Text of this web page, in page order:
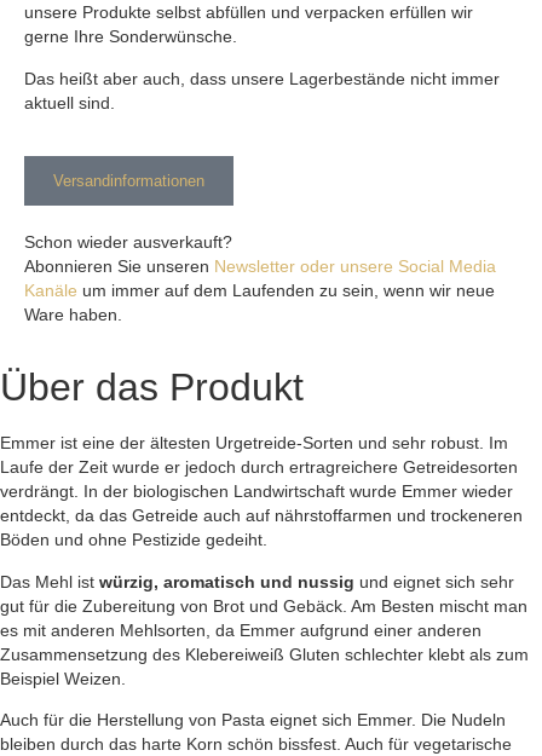
unsere Produkte selbst abfüllen und verpacken erfüllen wir
gerne Ihre Sonderwünsche.
Das heißt aber auch, dass unsere Lagerbestände nicht immer
aktuell sind.
Versandinformationen
Schon wieder ausverkauft?
Abonnieren Sie unseren Newsletter oder unsere Social Media
Kanäle um immer auf dem Laufenden zu sein, wenn wir neue
Ware haben.
Über das Produkt
Emmer ist eine der ältesten Urgetreide-Sorten und sehr robust. Im
Laufe der Zeit wurde er jedoch durch ertragreichere Getreidesorten
verdrängt. In der biologischen Landwirtschaft wurde Emmer wieder
entdeckt, da das Getreide auch auf nährstoffarmen und trockeneren
Böden und ohne Pestizide gedeiht.
Das Mehl ist würzig, aromatisch und nussig und eignet sich sehr
gut für die Zubereitung von Brot und Gebäck. Am Besten mischt man
es mit anderen Mehlsorten, da Emmer aufgrund einer anderen
Zusammensetzung des Klebereiweiß Gluten schlechter klebt als zum
Beispiel Weizen.
Auch für die Herstellung von Pasta eignet sich Emmer. Die Nudeln
bleiben durch das harte Korn schön bissfest. Auch für vegetarische